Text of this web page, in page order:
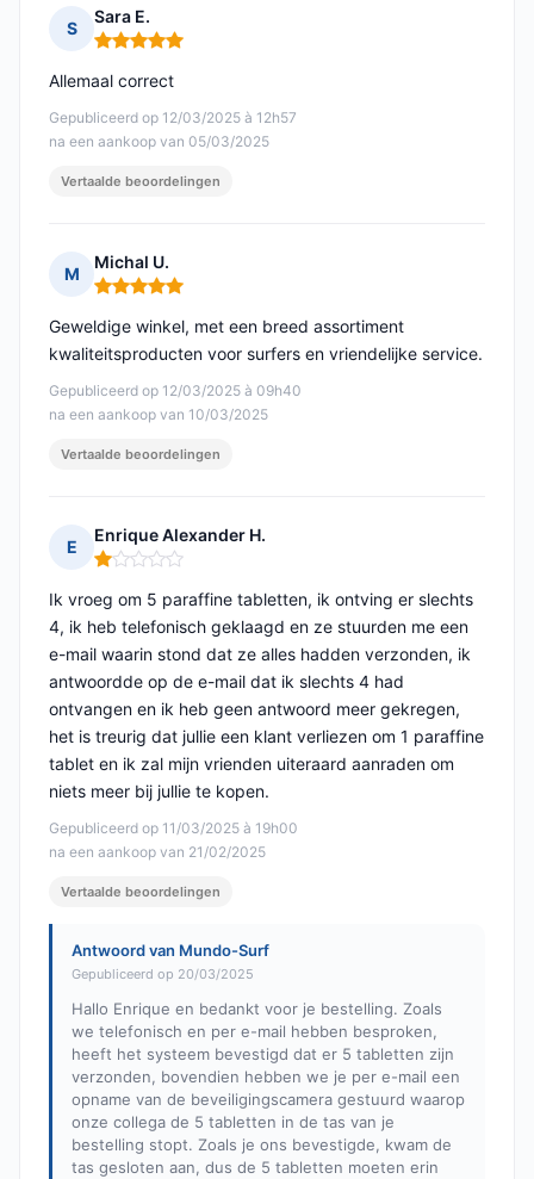
S
Sara E.
Opmerking: 5 van 5
Gepubliceerd op 12/03/2025 à 12h57
na een aankoop van 05/03/2025
Allemaal correct
Vertaalde beoordelingen
M
Michal U.
Opmerking: 5 van 5
Gepubliceerd op 12/03/2025 à 09h40
na een aankoop van 10/03/2025
Geweldige winkel, met een breed assortiment
kwaliteitsproducten voor surfers en vriendelijke service.
Vertaalde beoordelingen
E
Enrique Alexander H.
Opmerking: 1 van 5
Gepubliceerd op 11/03/2025 à 19h00
na een aankoop van 21/02/2025
Ik vroeg om 5 paraffine tabletten, ik ontving er slechts
4, ik heb telefonisch geklaagd en ze stuurden me een
e-mail waarin stond dat ze alles hadden verzonden, ik
antwoordde op de e-mail dat ik slechts 4 had
ontvangen en ik heb geen antwoord meer gekregen,
het is treurig dat jullie een klant verliezen om 1 paraffine
tablet en ik zal mijn vrienden uiteraard aanraden om
niets meer bij jullie te kopen.
Vertaalde beoordelingen
Antwoord van Mundo-Surf
Gepubliceerd op 20/03/2025
Hallo Enrique en bedankt voor je bestelling. Zoals
we telefonisch en per e-mail hebben besproken,
heeft het systeem bevestigd dat er 5 tabletten zijn
verzonden, bovendien hebben we je per e-mail een
opname van de beveiligingscamera gestuurd waarop
onze collega de 5 tabletten in de tas van je
bestelling stopt. Zoals je ons bevestigde, kwam de
tas gesloten aan, dus de 5 tabletten moeten erin